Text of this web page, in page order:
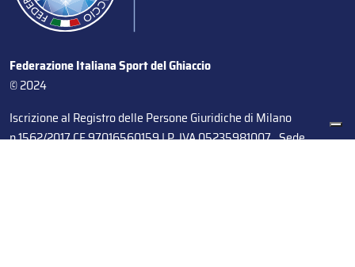
Federazione Italiana Sport del Ghiaccio
© 2024
Iscrizione al Registro delle Persone Giuridiche di Milano
n.1562/2017 CF 97016560159 | P. IVA 05235981007 Sede